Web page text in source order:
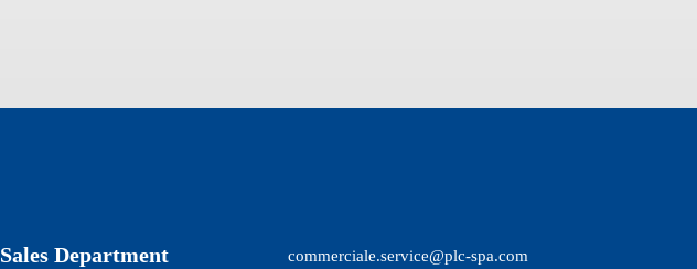
Sales Department commerciale.service@plc-spa.com